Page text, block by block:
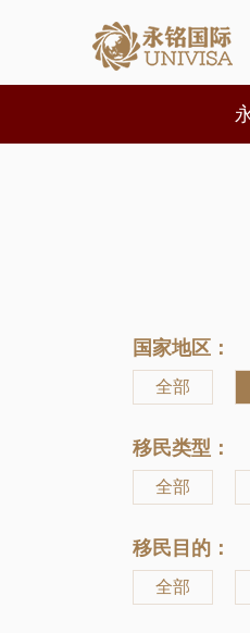
国家地区：
全部
移民类型：
全部
移民目的：
全部